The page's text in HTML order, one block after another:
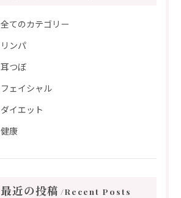
全てのカテゴリー
リンパ
耳つぼ
フェイシャル
ダイエット
健康
最近の投稿 Recent Posts